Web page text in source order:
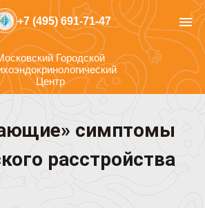
+7 (495) 691-71-47 menu
Городской
Центр
симптомы
расстройства